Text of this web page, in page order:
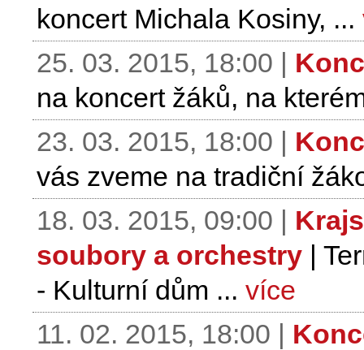
koncert Michala Kosiny, ...
25. 03. 2015, 18:00 |
na koncert žáků, na
23. 03. 2015, 18:00 |
vás zveme na tradiční
18. 03. 2015, 09:00 |
soubory a orchestry |
- Kulturní dům ... více
11. 02. 2015, 18:00 |